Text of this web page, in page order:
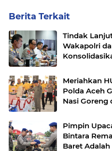
Berita Terkait
Tindak
Wakapolri
Meriahkan
Polda Aceh
Nasi Goreng
Pimpin
Bintara
Baret